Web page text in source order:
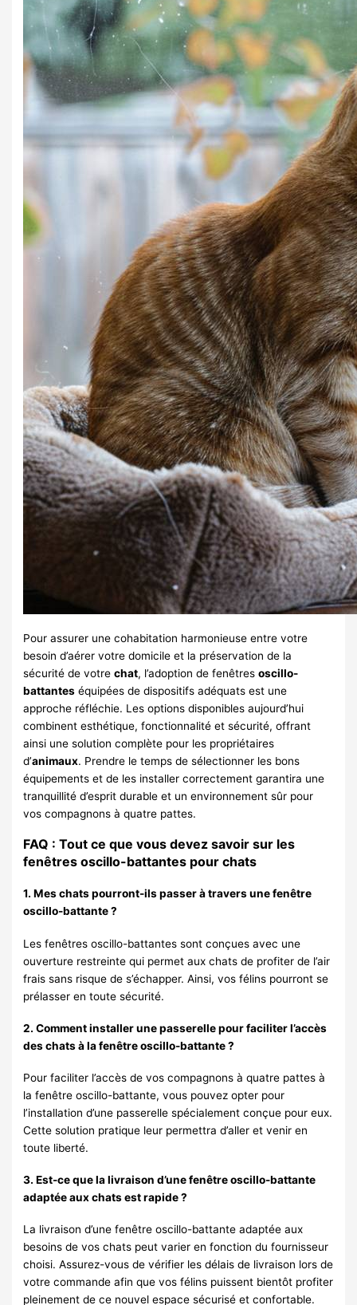
Pour assurer une cohabitation harmonieuse entre votre
besoin d’aérer votre domicile et la préservation de la
sécurité de votrechat, l’adoption de fenêtresoscillo-
battantes équipées de dispositifs adéquats est une
approche réfléchie. Les options disponibles aujourd’hui
combinent esthétique, fonctionnalité et sécurité, offrant
ainsi une solution complète pour les propriétaires
d’animaux. Prendre le temps de sélectionner les bons
équipements et de les installer correctement garantira une
tranquillité d’esprit durable et un environnement sûr pour
vos compagnons à quatre pattes.
FAQ : Tout ce que vous devez savoir sur les
fenêtres oscillo-battantes pour chats
1. Mes chats pourront-ils passer à travers une fenêtre
oscillo-battante ?
Les fenêtres oscillo-battantes sont conçues avec une
ouverture restreinte qui permet aux chats de profiter de l’air
frais sans risque de s’échapper. Ainsi, vos félins pourront se
prélasser en toute sécurité.
2. Comment installer une passerelle pour faciliter l’accès
des chats à la fenêtre oscillo-battante ?
Pour faciliter l’accès de vos compagnons à quatre pattes à
la fenêtre oscillo-battante, vous pouvez opter pour
l’installation d’une passerelle spécialement conçue pour eux.
Cette solution pratique leur permettra d’aller et venir en
toute liberté.
3. Est-ce que la livraison d’une fenêtre oscillo-battante
adaptée aux chats est rapide ?
La livraison d’une fenêtre oscillo-battante adaptée aux
besoins de vos chats peut varier en fonction du fournisseur
choisi. Assurez-vous de vérifier les délais de livraison lors de
votre commande afin que vos félins puissent bientôt profiter
pleinement de ce nouvel espace sécurisé et confortable.